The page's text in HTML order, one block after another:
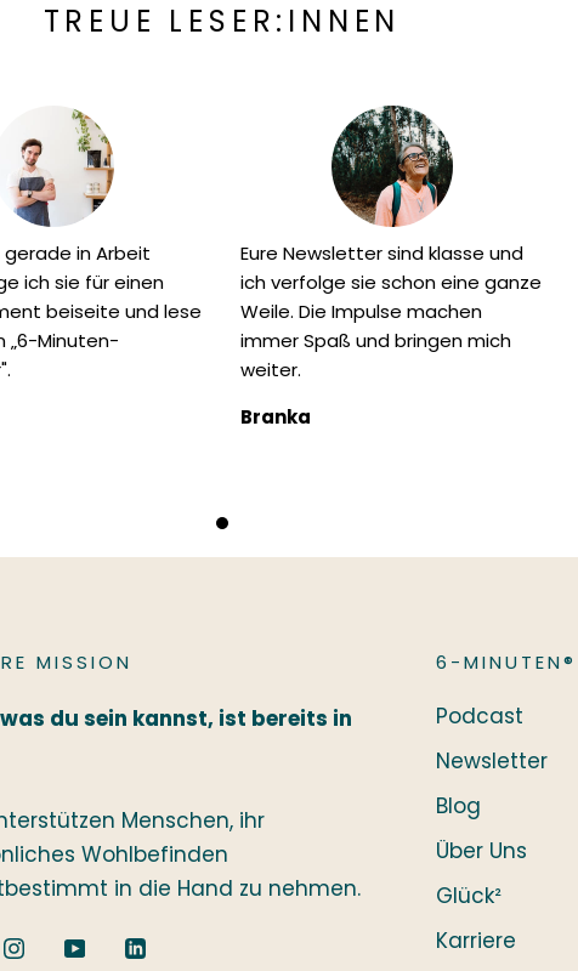
TREUE LESER:INNEN
in Arbeit
ich sie für einen
beiseite und lese
„6-Minuten-
Eure Newsletter sind klasse und
ich verfolge sie schon eine ganze
Weile. Die Impulse machen
immer Spaß und bringen mich
weiter.
Branka
MISSION
du sein kannst, ist bereits in
Menschen, ihr
Wohlbefinden
in die Hand zu nehmen.
6-MINUTEN®
Podcast
Newsletter
Blog
Über Uns
Glück²
Karriere